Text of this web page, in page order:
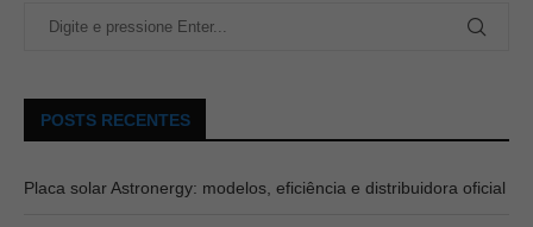
POSTS RECENTES
Placa solar Astronergy: modelos, eficiência e distribuidora oficial